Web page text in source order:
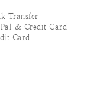
Transfer
& Credit Card
Card